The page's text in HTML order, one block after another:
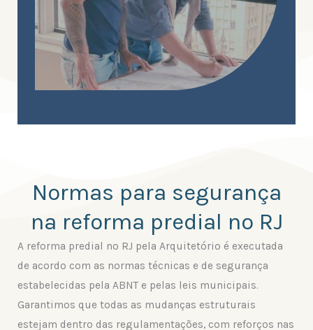
Normas para segurança
na reforma predial no RJ
A reforma predial no RJ pela Arquitetório é executada
de acordo com as normas técnicas e de segurança
estabelecidas pela ABNT e pelas leis municipais.
Garantimos que todas as mudanças estruturais
estejam dentro das regulamentações, com reforços nas